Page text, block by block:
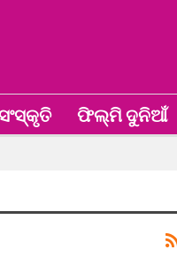
ଫିଲ୍ମି ଦୁନିଆଁ